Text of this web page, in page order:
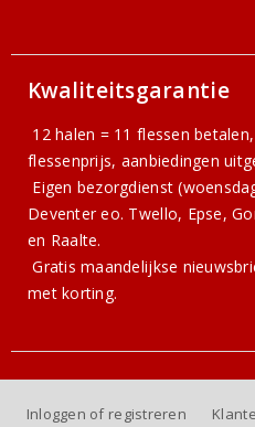
Kwaliteitsgarantie
12 halen = 11 flessen
flessenprijs, aanbiedingen
Eigen bezorgdienst
Deventer eo. Twello, Epse,
en Raalte.
Gratismaandelijkse
met korting.
Inloggen of registreren